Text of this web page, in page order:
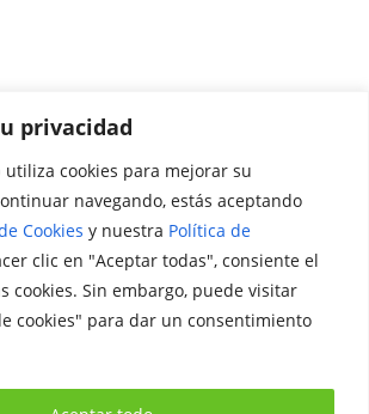
privacidad
utiliza cookies para mejorar su
navegando, estás aceptando
Cookies y nuestra Política de
clic en "Aceptar todas", consiente el
cookies. Sin embargo, puede visitar
cookies" para dar un consentimiento